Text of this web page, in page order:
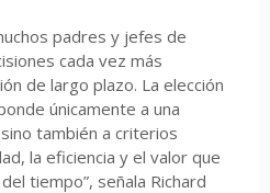
padres y jefes de
cada vez más
de largo plazo. La elección
únicamente a una
también a criterios
la eficiencia y el valor que
tiempo”, señala Richard